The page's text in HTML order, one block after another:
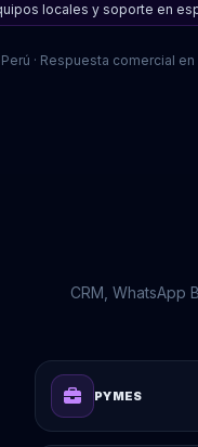
locales y soporte en
· Respuesta comercial en
CRM, WhatsApp
PYMES